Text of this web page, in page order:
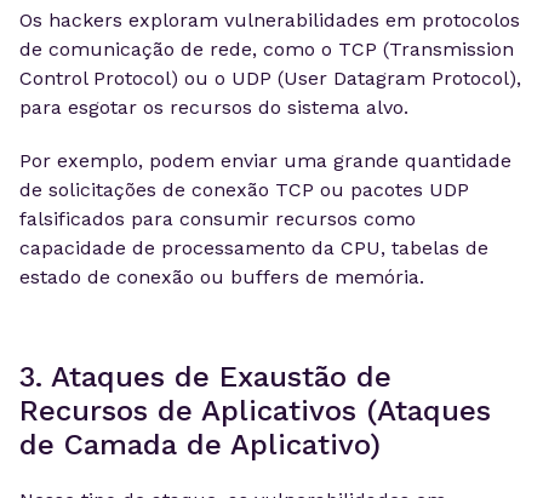
Os hackers exploram vulnerabilidades em protocolos
de comunicação de rede, como o TCP (Transmission
Control Protocol) ou o UDP (User Datagram Protocol),
para esgotar os recursos do sistema alvo.
Por exemplo, podem enviar uma grande quantidade
de solicitações de conexão TCP ou pacotes UDP
falsificados para consumir recursos como
capacidade de processamento da CPU, tabelas de
estado de conexão ou buffers de memória.
3. Ataques de Exaustão de
Recursos de Aplicativos (Ataques
de Camada de Aplicativo)